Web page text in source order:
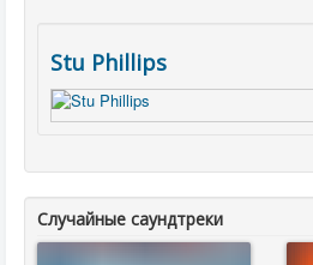
Stu Phillips
Случайные саундтреки